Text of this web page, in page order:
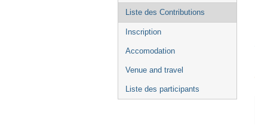
Liste des Contributions
Inscription
Accomodation
Venue and travel
Liste des participants